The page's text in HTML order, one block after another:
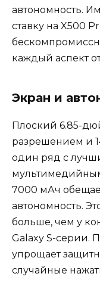
автономность.
ставку на X500
каждый аспект
Экран и
Плоский 6.85-
разрешением и
один ряд с
7000 мАч
автономность.
больше, чем у
Galaxy S-серии.
упрощает
случайные